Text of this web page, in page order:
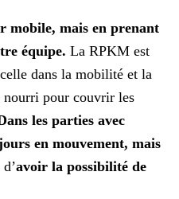
mobile, mais en prenant
équipe. La RPKM est
dans la mobilité et la
nourri pour couvrir les
les parties avec
en mouvement, mais
avoir la possibilité de